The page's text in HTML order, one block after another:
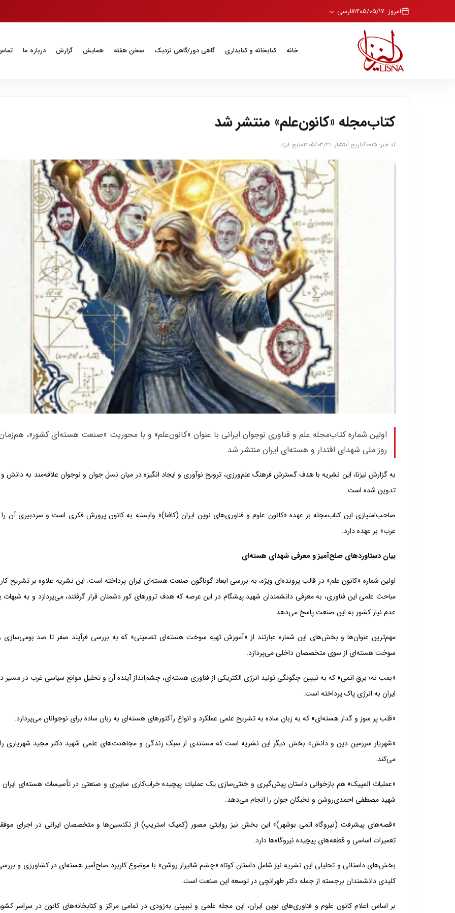
امروز: ۱۴۰۵/۰۵/۱۷ فارسی
خانه کتابخانه و کتابداری گاهی دور/گاهی نزدیک سخن هفته همایش گزارش درباره ما
کتاب‌مجله «کانون‌علم» منتشر شد
کد خبر: ۶۰۰۱۵ تاریخ انتشار: ۱۴۰۵/۰۳/۳۱ منبع: لیزنا
اولین شماره کتاب‌مجله علم و فناوری نوجوان ایرانی با عنوان «کانون‌علم» و با محوریت «صنعت هسته‌ای کشور»،
روز ملی شهدای اقتدار و هسته‌ای ایران منتشر شد.
به گزارش لیزنا، این نشریه با هدف گسترش فرهنگ علم‌ورزی، ترویج نوآوری و ایجاد انگیزه در میان نسل جوان و نوجوان علاقه‌مند به دانش و
تدوین شده است.
صاحب‌امتیازی این کتاب‌مجله بر عهده «کانون علوم و فناوری‌های نوین ایران (کافنا)» وابسته به کانون پرورش فکری است و سردبیری آن را
عرب» بر عهده دارد.
بیان دستاوردهای صلح‌آمیز و معرفی شهدای هسته‌ای
اولین شماره «کانون علم» در قالب پرونده‌ای ویژه، به بررسی ابعاد گوناگون صنعت هسته‌ای ایران پرداخته است. این نشریه علاوه بر تشریح
مباحث علمی این فناوری، به معرفی دانشمندان شهید پیشگام در این عرصه که هدف ترورهای کور دشمنان قرار گرفتند، می‌پردازد و به شبهات
عدم نیاز کشور به این صنعت پاسخ می‌دهد.
مهم‌ترین عنوان‌ها و بخش‌های این شماره عبارتند از «آموزش تهیه سوخت هسته‌ای تضمینی» که به بررسی فرآیند صفر تا صد بومی‌سازی
سوخت هسته‌ای از سوی متخصصان داخلی می‌پردازد.
«بمب نه؛ برقِ اتمی» که به تبیین چگونگی تولید انرژی الکتریکی از فناوری هسته‌ای، چشم‌انداز آینده آن و تحلیل موانع سیاسی غرب در مسیر
ایران به انرژی پاک پرداخته است.
«قلب پر سوز و گداز هسته‌ای» که به‌ زبان ساده به تشریح علمی عملکرد و انواع رآکتورهای هسته‌ای به زبان ساده برای نوجوانان می‌پردازد.
«شهریار سرزمینِ دین و دانش» بخش دیگر این نشریه است که مستندی از سبک زندگی و مجاهدت‌های علمی شهید دکتر مجید شهریاری
می‌کند.
«عملیات المپیک» هم بازخوانی داستان پیش‌گیری و خنثی‌سازی یک عملیات پیچیده خراب‌کاری سایبری و صنعتی در تأسیسات هسته‌ای
شهید مصطفی احمدی‌روشن و نخبگان جوان را انجام می‌دهد.
«قصه‌های پیشرفت (نیروگاه اتمی بوشهر)» این بخش نیز روایتی مصور (کمیک استریپ) از تکنسین‌ها و متخصصان ایرانی در اجرای
تعمیرات اساسی و قطعه‌های پیچیده نیروگاه‌ها دارد.
بخش‌های داستانی و تحلیلی این نشریه نیز شامل داستان کوتاه «چشم شالیزار روشن» با موضوع کاربرد صلح‌آمیز هسته‌ای در کشاورزی و
کلیدی دانشمندان برجسته از جمله دکتر طهرانچی در توسعه این صنعت است.
بر اساس اعلام کانون علوم و فناوری‌های نوین ایران، این مجله علمی و تبیینی به‌زودی در تمامی مراکز و کتابخانه‌های کانون در سراسر